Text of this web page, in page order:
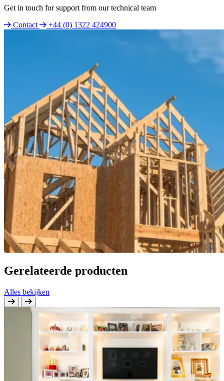
Get in touch for support from our technical team
Contact
+44 (0) 1322 424900
Gerelateerde producten
Alles bekijken